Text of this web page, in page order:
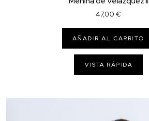
47,00 €
AÑADIR AL CARRITO
VISTA RÁPIDA